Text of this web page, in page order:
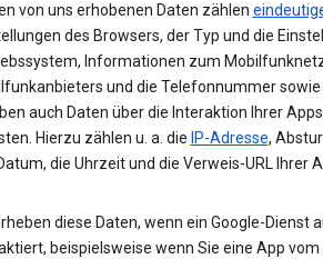
von uns erhobenen Daten zählen
des Browsers, der Typ und die
Informationen zum
und die Telefonnummer
auch Daten über die Interaktion Ihrer
Hierzu zählen u. a. die IP-Adresse,
die Uhrzeit und die Verweis-URL Ihrer
diese Daten, wenn ein Google-Dienst
beispielsweise wenn Sie eine App